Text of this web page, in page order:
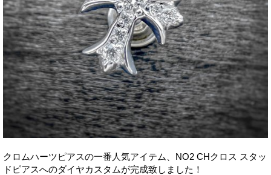
クロムハーツピアスの一番人気アイテム、NO2 CHクロス スタッ
ドピアスへのダイヤカスタムが完成致しました！